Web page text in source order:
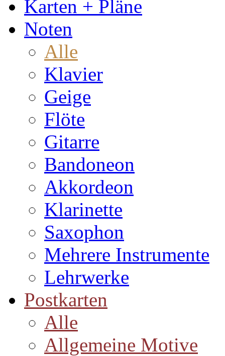
Karten + Pläne
Noten
Alle
Klavier
Geige
Flöte
Gitarre
Bandoneon
Akkordeon
Klarinette
Saxophon
Mehrere Instrumente
Lehrwerke
Postkarten
Alle
Allgemeine Motive